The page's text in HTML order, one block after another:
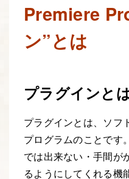
Premiere
ン”とは
プラグインと
プラグインとは、ソフ
プログラムのことです
では出来ない・手間が
るようにしてくれる機